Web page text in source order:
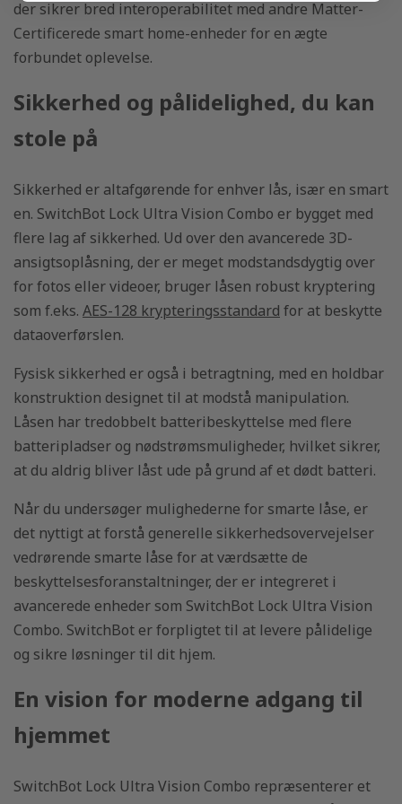
der sikrer bred interoperabilitet med andre Matter-
Certificerede smart home-enheder for en ægte
forbundet oplevelse.
Sikkerhed og pålidelighed, du kan
stole på
Sikkerhed er altafgørende for enhver lås, især en smart
en. SwitchBot Lock Ultra Vision Combo er bygget med
flere lag af sikkerhed. Ud over den avancerede 3D-
ansigtsoplåsning, der er meget modstandsdygtig over
for fotos eller videoer, bruger låsen robust kryptering
som f.eks. AES-128 krypteringsstandard for at beskytte
dataoverførslen.
Fysisk sikkerhed er også i betragtning, med en holdbar
konstruktion designet til at modstå manipulation.
Låsen har tredobbelt batteribeskyttelse med flere
batteripladser og nødstrømsmuligheder, hvilket sikrer,
at du aldrig bliver låst ude på grund af et dødt batteri.
Når du undersøger mulighederne for smarte låse, er
det nyttigt at forstå generelle sikkerhedsovervejelser
vedrørende smarte låse for at værdsætte de
beskyttelsesforanstaltninger, der er integreret i
avancerede enheder som SwitchBot Lock Ultra Vision
Combo. SwitchBot er forpligtet til at levere pålidelige
og sikre løsninger til dit hjem.
En vision for moderne adgang til
hjemmet
SwitchBot Lock Ultra Vision Combo repræsenterer et